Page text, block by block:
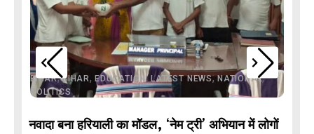
BIHAR,BIHAR, EDUCATION,LATEST NEWS,NATIONAL,
POLITICS
नवादा बना हरियाली का मॉडल, ‘नेम ट्री’ अभियान में लोगों